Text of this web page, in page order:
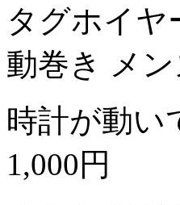
タグホイヤ
動巻き メ
時計が動い
1,000円